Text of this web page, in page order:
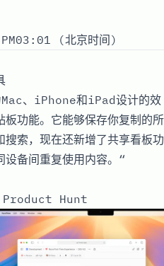
(北京时间)
Mac、iPhone和iPad设计的效
功能。它能够保存你复制的所
索，现在还新增了共享看板功
设备间重复使用内容。“
Hunt